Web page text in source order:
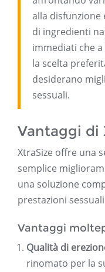
alla disfunzione
di ingredienti
immediati che
la scelta
desiderano
sessuali.
Vantaggi di
XtraSize offre una
semplice
una soluzione
prestazioni
Vantaggi
Qualità di
rinomato per la